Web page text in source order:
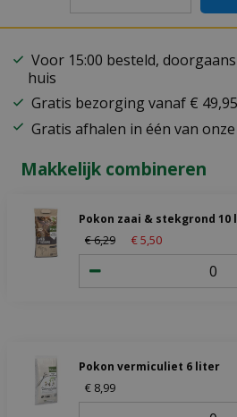
Voor 15:00 besteld,
huis
Gratis bezorging vanaf € 49,95
Gratis afhalen in één van
Makkelijk combineren
Pokon zaai & stekgrond 10
€6,29 €5 50
Pokon vermiculiet 6 liter
€ 8 99